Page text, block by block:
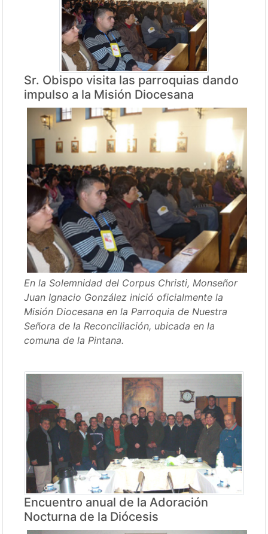
Sr. Obispo visita las parroquias dando
impulso a la Misión Diocesana
En la Solemnidad del Corpus Christi, Monseñor
Juan Ignacio González inició oficialmente la
Misión Diocesana en la Parroquia de Nuestra
Señora de la Reconciliación, ubicada en la
comuna de la Pintana.
Encuentro anual de la Adoración
Nocturna de la Diócesis